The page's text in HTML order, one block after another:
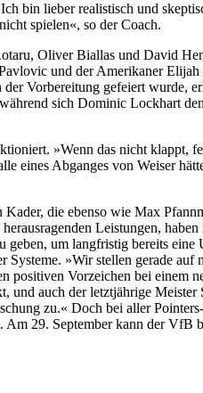
bin lieber realistisch und
spielen«, so der Coach.
Oliver Biallas und David
und der Amerikaner
Vorbereitung gefeiert wurde,
sich Dominic Lockhart
»Wenn das nicht klappt,
eines Abganges von Weiser
die ebenso wie Max
Leistungen, haben
um langfristig bereits
»Wir stellen gerade auf
Vorzeichen bei einem
und auch der letztjährige
zu.« Doch bei aller
Am 29. September kann der